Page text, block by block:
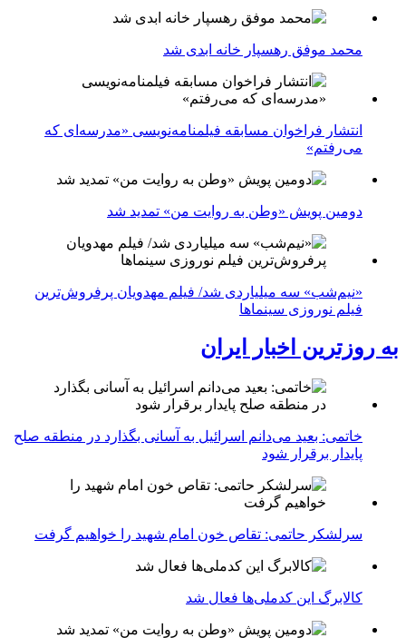
محمد موفق رهسپار خانه ابدی شد
انتشار فراخوان مسابقه فیلمنامه‌نویسی «مدرسه‌ای که
می‌رفتم»
دومین پویش «وطن به روایت من» تمدید شد
«نیم‌شب» سه میلیاردی شد/ فیلم مهدویان پرفروش‌ترین
فیلم نوروزی سینماها
به روزترین اخبار ایران
خاتمی: بعید می‌دانم اسرائیل به آسانی بگذارد در منطقه صلح
پایدار برقرار شود
سرلشکر حاتمی: تقاص خون امام شهید را خواهیم گرفت
کالابرگ این کدملی‌ها فعال شد